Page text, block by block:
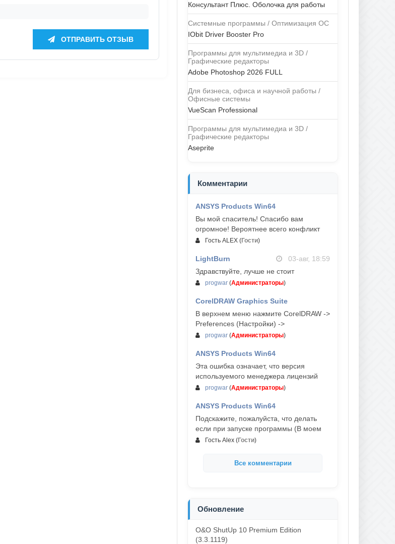
ОТПРАВИТЬ ОТЗЫВ
Консультант Плюс. Оболочка для работы
Системные программы / Оптимизация ОС
IObit Driver Booster Pro
Программы для мультимедиа и 3D /
Графические редакторы
Adobe Photoshop 2026 FULL
Для бизнеса, офиса и научной работы /
Офисные системы
VueScan Professional
Программы для мультимедиа и 3D /
Графические редакторы
Aseprite
Комментарии
ANSYS Products Win64
Вы мой спаситель! Спасибо вам
огромное! Вероятнее всего конфликт
Гость ALEX (Гости)
LightBurn
03-авг, 18:59
Здравствуйте, лучше не стоит
progwar (Администраторы)
CorelDRAW Graphics Suite
03-авг, 18:58
В верхнем меню нажмите CorelDRAW ->
Preferences (Настройки) ->
progwar (Администраторы)
ANSYS Products Win64
Эта ошибка означает, что версия
используемого менеджера лицензий
progwar (Администраторы)
ANSYS Products Win64
Подскажите, пожалуйста, что делать
если при запуске программы (В моем
Гость Alex (Гости)
Все комментарии
Обновление
O&O ShutUp 10 Premium Edition
(3.3.1119)